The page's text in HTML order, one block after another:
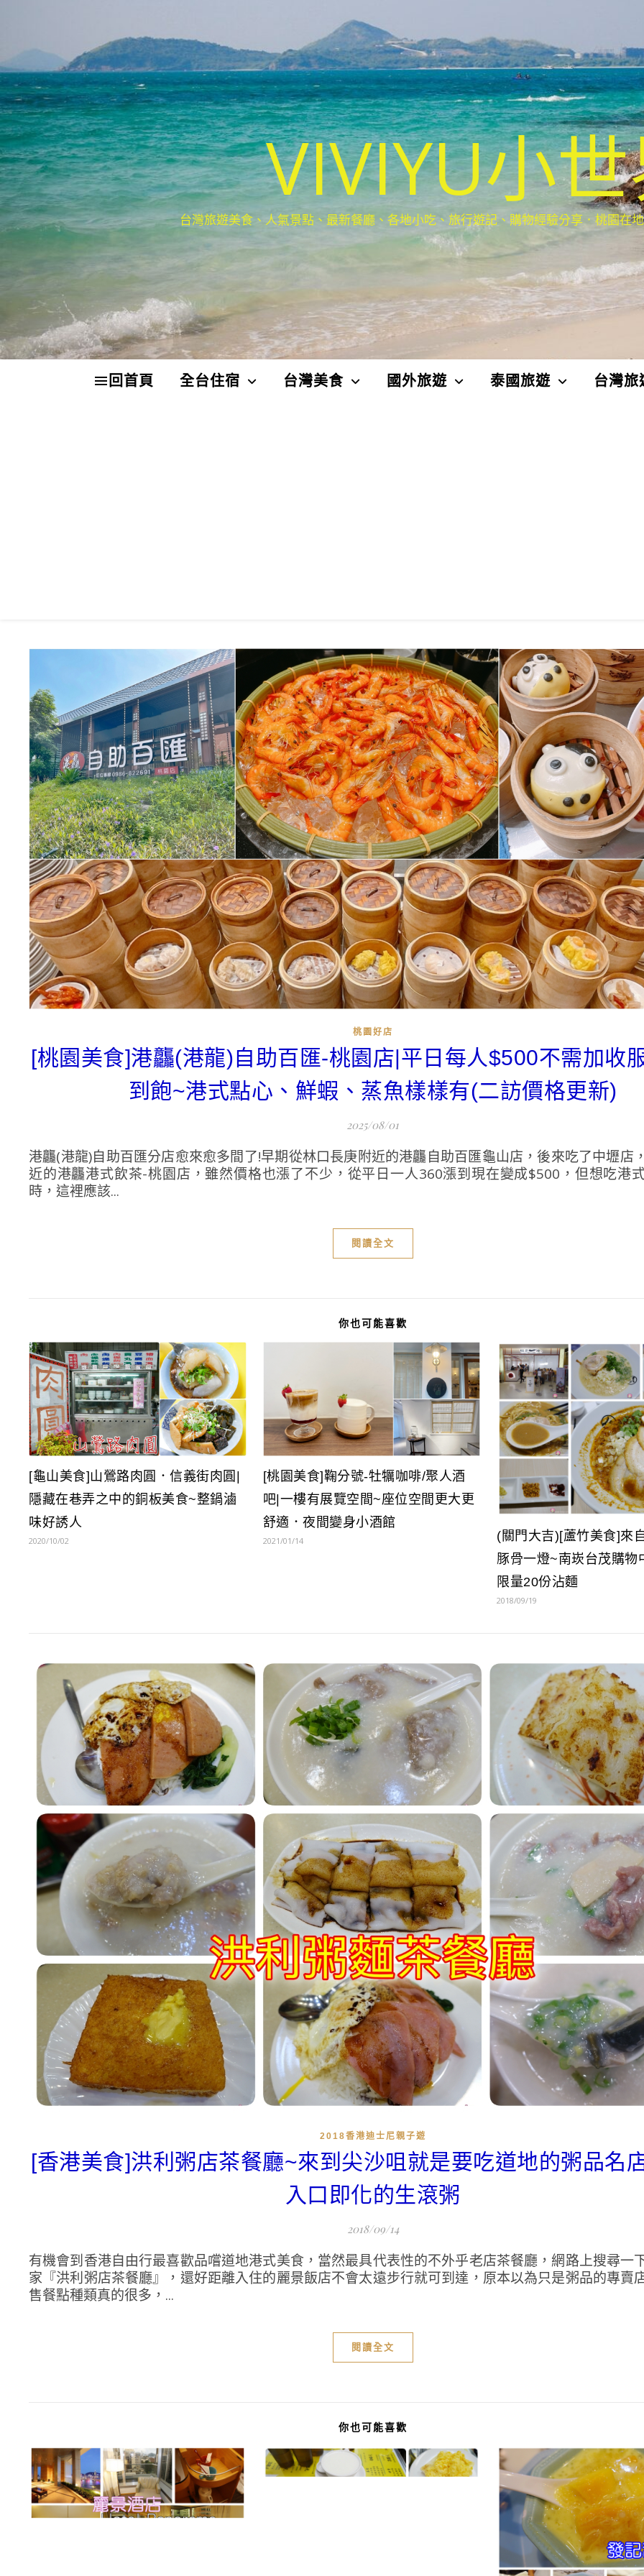
VIVIYU小
台灣旅遊美食、人氣景點、最新餐廳、各地小吃、旅行遊記、購物經驗分享．桃園在
回首頁 全台住宿 台灣美食 國外旅遊 泰國旅遊 台灣旅
桃園好店
[桃園美食]港龘(港龍)自助百匯-桃園店|平日每人$500不需加收
到飽~港式點心、鮮蝦、蒸魚樣樣有(二訪價格更新)
2025/08/01
港龘(港龍)自助百匯分店愈來愈多間了!早期從林口長庚附近的港龘自助百匯龜山店，後來吃了中壢店
近的港龘港式飲茶-桃園店，雖然價格也漲了不少，從平日一人360漲到現在變成$500，但想吃港
時，這裡應該...
閱讀全文
你也可能喜歡
[龜山美食]山鶯路肉圓．信義街肉圓|
隱藏在巷弄之中的銅板美食~整鍋滷
味好誘人
2020/10/02
[桃園美食]鞠分號-牡犡咖啡/聚人酒
吧|一樓有展覽空間~座位空間更大更
舒適．夜間變身小酒館
2021/01/14
(關門大吉)[蘆竹美食]來
豚骨一燈~南崁台茂購物
限量20份沾麵
2018/09/19
2018香港迪士尼親子遊
[香港美食]洪利粥店茶餐廳~來到尖沙咀就是要吃道地的粥品名
入口即化的生滾粥
2018/09/14
有機會到香港自由行最喜歡品嚐道地港式美食，當然最具代表性的不外乎老店茶餐廳，網路上搜尋一
家『洪利粥店茶餐廳』，還好距離入住的麗景飯店不會太遠步行就可到達，原本以為只是粥品的專賣
售餐點種類真的很多，...
閱讀全文
你也可能喜歡